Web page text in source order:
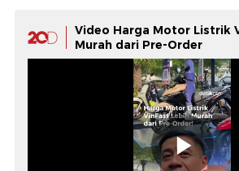
Video Harga Motor Listrik
Murah dari Pre-Order